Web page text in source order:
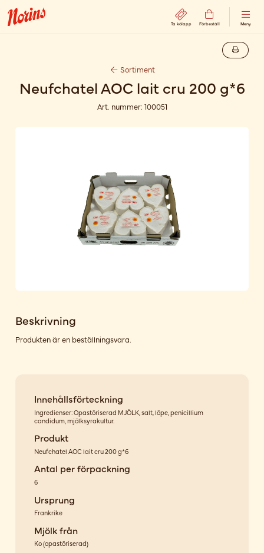
Ta kölapp Förbeställ Meny
Sortiment
Neufchatel AOC lait cru 200 g*6
Art. nummer: 100051
Beskrivning
Produkten är en beställningsvara.
Innehållsförteckning
Ingredienser: Opastöriserad MJÖLK, salt, löpe, penicillium
candidum, mjölksyrakultur.
Produkt
Neufchatel AOC lait cru 200 g*6
Antal per förpackning
6
Ursprung
Frankrike
Mjölk från
Ko(opastöriserad)